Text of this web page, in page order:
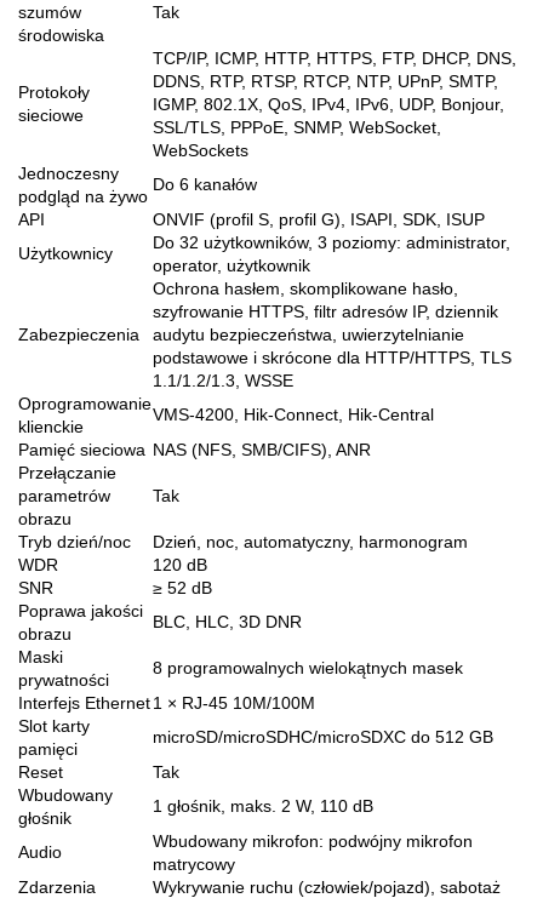
szumów
środowiska
Tak
Protokoły
sieciowe
TCP/IP, ICMP, HTTP, HTTPS, FTP, DHCP, DNS,
DDNS, RTP, RTSP, RTCP, NTP, UPnP, SMTP,
IGMP, 802.1X, QoS, IPv4, IPv6, UDP, Bonjour,
SSL/TLS, PPPoE, SNMP, WebSocket,
WebSockets
Jednoczesny
podgląd na żywo
Do 6 kanałów
API
ONVIF (profil S, profil G), ISAPI, SDK, ISUP
Użytkownicy
Do 32 użytkowników, 3 poziomy: administrator,
operator, użytkownik
Zabezpieczenia
Ochrona hasłem, skomplikowane hasło,
szyfrowanie HTTPS, filtr adresów IP, dziennik
audytu bezpieczeństwa, uwierzytelnianie
podstawowe i skrócone dla HTTP/HTTPS, TLS
1.1/1.2/1.3, WSSE
Oprogramowanie
klienckie
VMS-4200, Hik-Connect, Hik-Central
Pamięć sieciowa NAS (NFS, SMB/CIFS), ANR
Przełączanie
parametrów
obrazu
Tak
Tryb dzień/noc
Dzień, noc, automatyczny, harmonogram
WDR
120 dB
SNR
≥ 52 dB
Poprawa jakości
obrazu
BLC, HLC, 3D DNR
Maski
prywatności
8 programowalnych wielokątnych masek
Interfejs Ethernet1 × RJ-45 10M/100M
Slot karty
pamięci
microSD/microSDHC/microSDXC do 512 GB
Reset
Tak
Wbudowany
głośnik
1 głośnik, maks. 2 W, 110 dB
Audio
Wbudowany mikrofon: podwójny mikrofon
matrycowy
Zdarzenia
Wykrywanie ruchu (człowiek/pojazd), sabotaż